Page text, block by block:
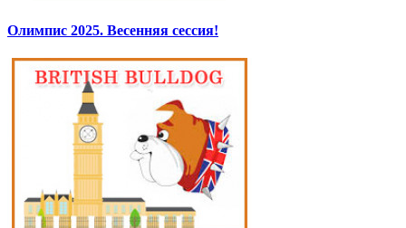
Олимпис 2025. Весенняя сессия!